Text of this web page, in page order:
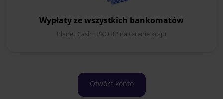
Wypłaty ze wszystkich bankomatów
Planet Cash i PKO BP na terenie kraju
Otwórz konto